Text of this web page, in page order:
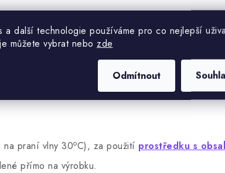
a další technologie používáme pro co nejlepší
můžete vybrat nebo zde
Odmítnout
chraňte před zašpiněním, mechanickým
vlhkosti a zdrojů světla.
na praní vlny 30oC), za použití prostředku s
přímo na výrobku.